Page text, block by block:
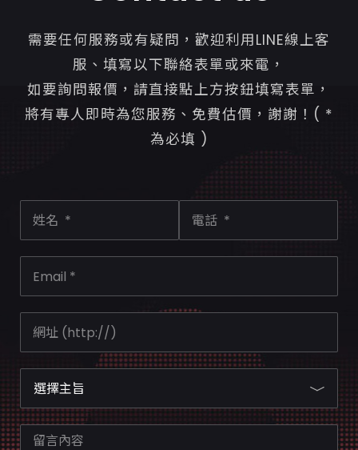
需要任何服務或有疑問，歡迎利用LINE線上客
服、填寫以下聯絡表單或來電，
如要詢問報價，請直接點上方按鈕填寫表單，
將有專人即時為您服務、免費估價，謝謝！( *
為必填 )